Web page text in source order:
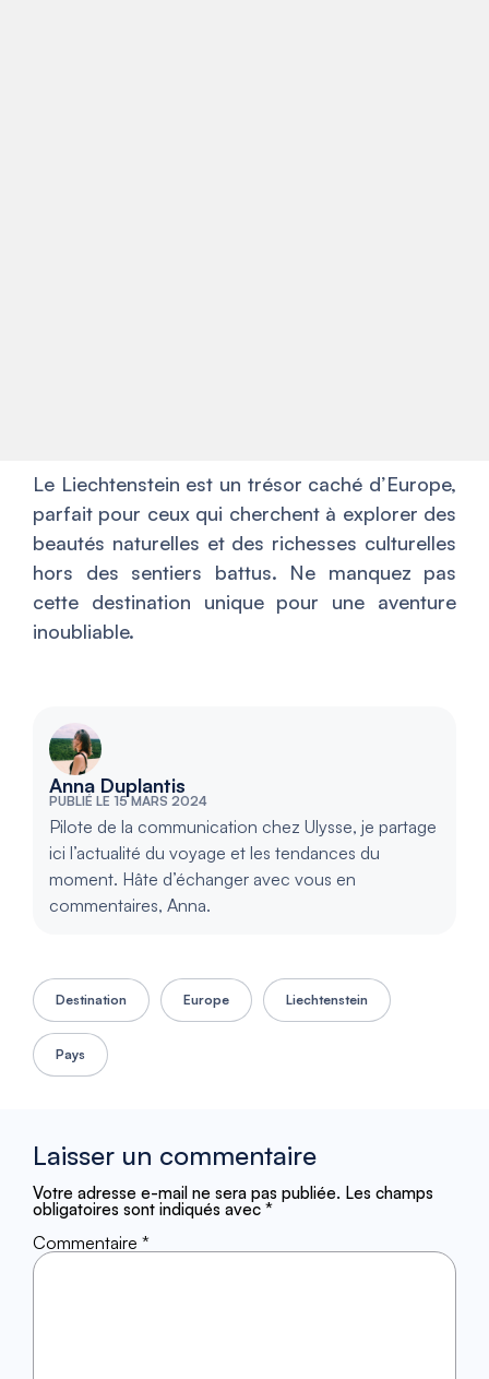
Le Liechtenstein est un trésor caché d’Europe,
parfait pour ceux qui cherchent à explorer des
beautés naturelles et des richesses culturelles
hors des sentiers battus. Ne manquez pas
cette destination unique pour une aventure
inoubliable.
Anna Duplantis
PUBLIÉ LE 15 MARS 2024
Pilote de la communication chez Ulysse, je partage
ici l’actualité du voyage et les tendances du
moment. Hâte d’échanger avec vous en
commentaires, Anna.
Destination Europe Liechtenstein
Pays
Laisser un commentaire
Votre adresse e-mail ne sera pas publiée. Les champs
obligatoires sont indiqués avec *
Commentaire *